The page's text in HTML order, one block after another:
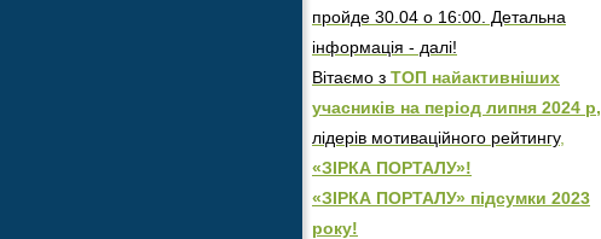
пройде 30.04 о 16:00. Детальна
інформація - далі!
Вітаємо з ТОП найактивніших
учасників на період липня 2024 р,
лідерів мотиваційного рейтингу,
«ЗІРКА ПОРТАЛУ»!
«ЗІРКА ПОРТАЛУ» підсумки 2023
року!